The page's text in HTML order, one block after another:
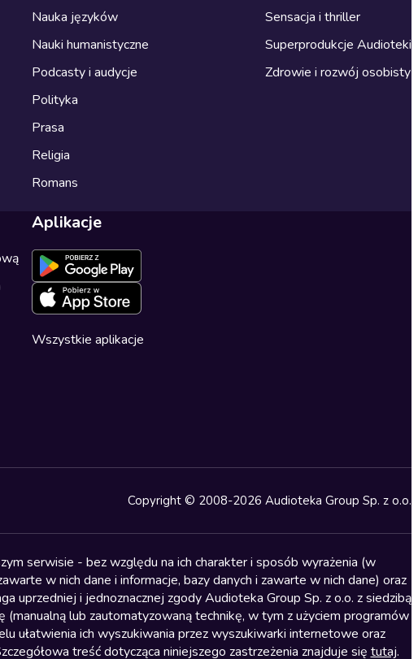
Nauka języków
Nauki humanistyczne
Podcasty i audycje
Polityka
Prasa
Religia
Romans
Sensacja i thriller
Superprodukcje Audioteki
Zdrowie i rozwój osobisty
Aplikacje
Wszystkie aplikacje
Copyright © 2008-2026 Audioteka Group Sp. z o.o.
serwisie - bez względu na ich charakter i sposób wyrażenia (w
w nich dane i informacje, bazy danych i zawarte w nich dane) oraz
uprzedniej i jednoznacznej zgody Audioteka Group Sp. z o.o. z siedzibą
lub zautomatyzowaną technikę, w tym z użyciem programów
ułatwienia ich wyszukiwania przez wyszukiwarki internetowe oraz
treść dotycząca niniejszego zastrzeżenia znajduje się tutaj.